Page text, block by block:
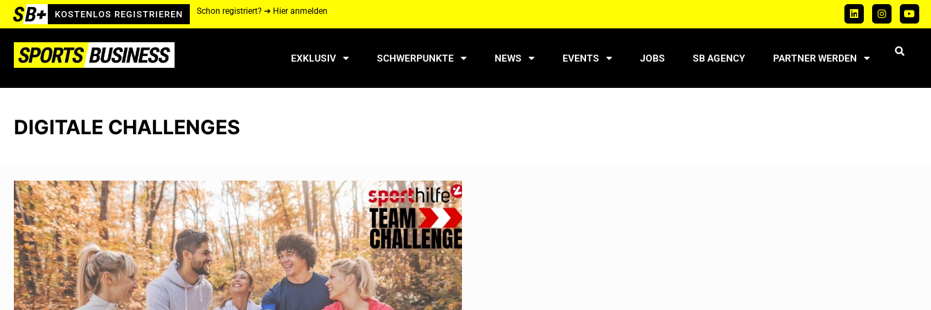
KOSTENLOS REGISTRIEREN Schon registriert? ➔ Hier anmelden
EXKLUSIV SCHWERPUNKTE NEWS EVENTS JOBS SB AGENCY PARTNER WERDEN
DIGITALE CHALLENGES